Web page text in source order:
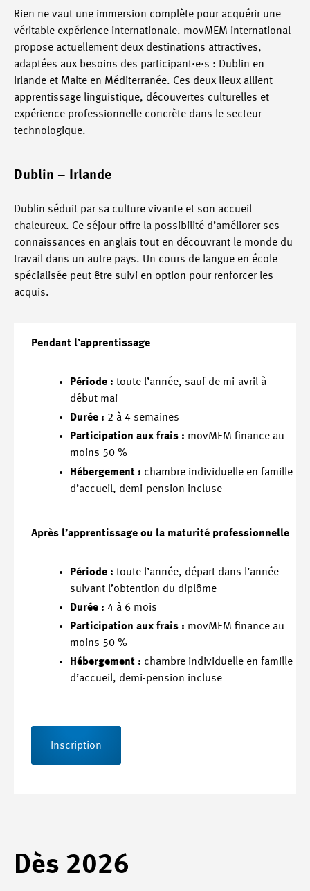
Rien ne vaut une immersion complète pour acquérir une
véritable expérience internationale. movMEM international
propose actuellement deux destinations attractives,
adaptées aux besoins des participant·e·s : Dublin en
Irlande et Malte en Méditerranée. Ces deux lieux allient
apprentissage linguistique, découvertes culturelles et
expérience professionnelle concrète dans le secteur
technologique.
Dublin – Irlande
Dublin séduit par sa culture vivante et son accueil
chaleureux. Ce séjour offre la possibilité d’améliorer ses
connaissances en anglais tout en découvrant le monde du
travail dans un autre pays. Un cours de langue en école
spécialisée peut être suivi en option pour renforcer les
acquis.
Pendant l’apprentissage
Période : toute l’année, sauf de mi-avril à
début mai
Durée : 2 à 4 semaines
Participation aux frais : movMEM finance au
moins 50 %
Hébergement : chambre individuelle en famille
d’accueil, demi-pension incluse
Après l’apprentissage ou la maturité professionnelle
Période : toute l’année, départ dans l’année
suivant l’obtention du diplôme
Durée : 4 à 6 mois
Participation aux frais : movMEM finance au
moins 50 %
Hébergement : chambre individuelle en famille
d’accueil, demi-pension incluse
Inscription
Dès 2026